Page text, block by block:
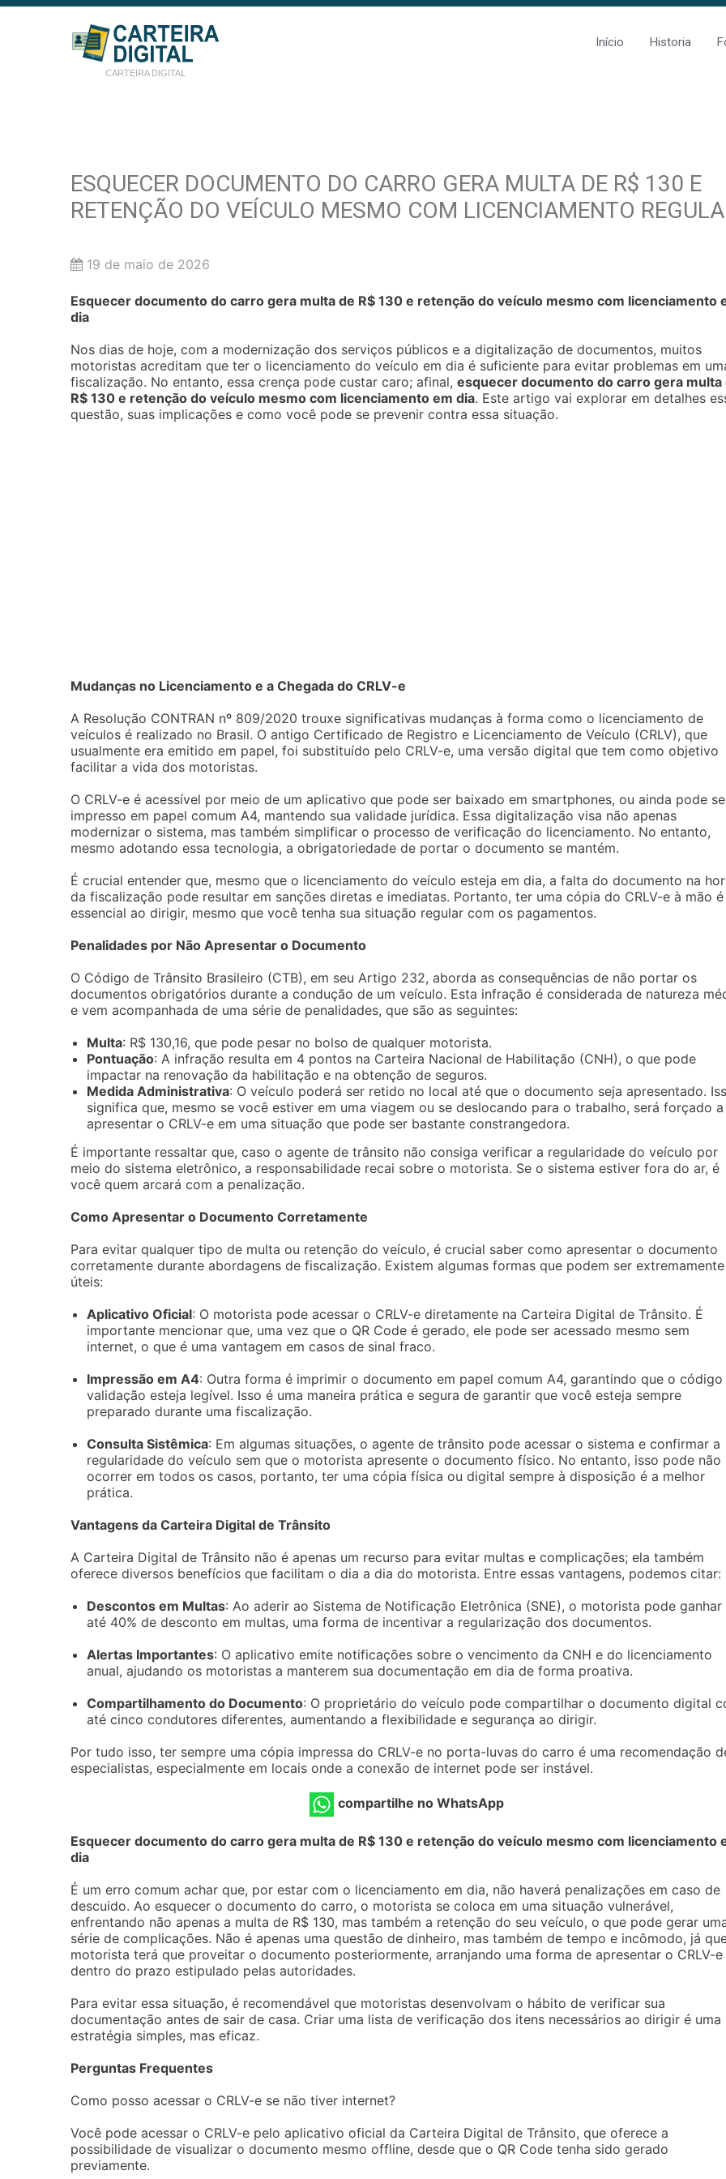
CARTEIRA DIGITAL
Início Historia
ESQUECER DOCUMENTO DO CARRO GERA MULTA DE R$ 130 E
RETENÇÃO DO VEÍCULO MESMO COM LICENCIAMENTO
19 de maio de 2026
Esquecer documento do carro gera multa de R$ 130 e retenção do veículo mesmo com licenciamento
dia
Nos dias de hoje, com a modernização dos serviços públicos e a digitalização de documentos, muitos
motoristas acreditam que ter o licenciamento do veículo em dia é suficiente para evitar problemas em
fiscalização. No entanto, essa crença pode custar caro; afinal, esquecer documento do carro gera multa
R$ 130 e retenção do veículo mesmo com licenciamento em dia. Este artigo vai explorar em detalhes
questão, suas implicações e como você pode se prevenir contra essa situação.
Mudanças no Licenciamento e a Chegada do CRLV-e
A Resolução CONTRAN nº 809/2020 trouxe significativas mudanças à forma como o licenciamento de
veículos é realizado no Brasil. O antigo Certificado de Registro e Licenciamento de Veículo (CRLV), que
usualmente era emitido em papel, foi substituído pelo CRLV-e, uma versão digital que tem como objetivo
facilitar a vida dos motoristas.
O CRLV-e é acessível por meio de um aplicativo que pode ser baixado em smartphones, ou ainda pode
impresso em papel comum A4, mantendo sua validade jurídica. Essa digitalização visa não apenas
modernizar o sistema, mas também simplificar o processo de verificação do licenciamento. No entanto,
mesmo adotando essa tecnologia, a obrigatoriedade de portar o documento se mantém.
É crucial entender que, mesmo que o licenciamento do veículo esteja em dia, a falta do documento na
da fiscalização pode resultar em sanções diretas e imediatas. Portanto, ter uma cópia do CRLV-e à mão é
essencial ao dirigir, mesmo que você tenha sua situação regular com os pagamentos.
Penalidades por Não Apresentar o Documento
O Código de Trânsito Brasileiro (CTB), em seu Artigo 232, aborda as consequências de não portar os
documentos obrigatórios durante a condução de um veículo. Esta infração é considerada de natureza
e vem acompanhada de uma série de penalidades, que são as seguintes:
Multa: R$ 130,16, que pode pesar no bolso de qualquer motorista.
Pontuação: A infração resulta em 4 pontos na Carteira Nacional de Habilitação (CNH), o que pode
impactar na renovação da habilitação e na obtenção de seguros.
Medida Administrativa: O veículo poderá ser retido no local até que o documento seja apresentado.
significa que, mesmo se você estiver em uma viagem ou se deslocando para o trabalho, será forçado a
apresentar o CRLV-e em uma situação que pode ser bastante constrangedora.
É importante ressaltar que, caso o agente de trânsito não consiga verificar a regularidade do veículo por
meio do sistema eletrônico, a responsabilidade recai sobre o motorista. Se o sistema estiver fora do ar, é
você quem arcará com a penalização.
Como Apresentar o Documento Corretamente
Para evitar qualquer tipo de multa ou retenção do veículo, é crucial saber como apresentar o documento
corretamente durante abordagens de fiscalização. Existem algumas formas que podem ser extremamente
úteis:
Aplicativo Oficial: O motorista pode acessar o CRLV-e diretamente na Carteira Digital de Trânsito. É
importante mencionar que, uma vez que o QR Code é gerado, ele pode ser acessado mesmo sem
internet, o que é uma vantagem em casos de sinal fraco.
Impressão em A4: Outra forma é imprimir o documento em papel comum A4, garantindo que o código
validação esteja legível. Isso é uma maneira prática e segura de garantir que você esteja sempre
preparado durante uma fiscalização.
Consulta Sistêmica: Em algumas situações, o agente de trânsito pode acessar o sistema e confirmar a
regularidade do veículo sem que o motorista apresente o documento físico. No entanto, isso pode não
ocorrer em todos os casos, portanto, ter uma cópia física ou digital sempre à disposição é a melhor
prática.
Vantagens da Carteira Digital de Trânsito
A Carteira Digital de Trânsito não é apenas um recurso para evitar multas e complicações; ela também
oferece diversos benefícios que facilitam o dia a dia do motorista. Entre essas vantagens, podemos citar:
Descontos em Multas: Ao aderir ao Sistema de Notificação Eletrônica (SNE), o motorista pode ganhar
até 40% de desconto em multas, uma forma de incentivar a regularização dos documentos.
Alertas Importantes: O aplicativo emite notificações sobre o vencimento da CNH e do licenciamento
anual, ajudando os motoristas a manterem sua documentação em dia de forma proativa.
Compartilhamento do Documento: O proprietário do veículo pode compartilhar o documento digital
até cinco condutores diferentes, aumentando a flexibilidade e segurança ao dirigir.
Por tudo isso, ter sempre uma cópia impressa do CRLV-e no porta-luvas do carro é uma recomendação
especialistas, especialmente em locais onde a conexão de internet pode ser instável.
compartilhe no WhatsApp
Esquecer documento do carro gera multa de R$ 130 e retenção do veículo mesmo com licenciamento
dia
É um erro comum achar que, por estar com o licenciamento em dia, não haverá penalizações em caso de
descuido. Ao esquecer o documento do carro, o motorista se coloca em uma situação vulnerável,
enfrentando não apenas a multa de R$ 130, mas também a retenção do seu veículo, o que pode gerar
série de complicações. Não é apenas uma questão de dinheiro, mas também de tempo e incômodo, já
motorista terá que proveitar o documento posteriormente, arranjando uma forma de apresentar o CRLV-e
dentro do prazo estipulado pelas autoridades.
Para evitar essa situação, é recomendável que motoristas desenvolvam o hábito de verificar sua
documentação antes de sair de casa. Criar uma lista de verificação dos itens necessários ao dirigir é uma
estratégia simples, mas eficaz.
Perguntas Frequentes
Como posso acessar o CRLV-e se não tiver internet?
Você pode acessar o CRLV-e pelo aplicativo oficial da Carteira Digital de Trânsito, que oferece a
possibilidade de visualizar o documento mesmo offline, desde que o QR Code tenha sido gerado
previamente.